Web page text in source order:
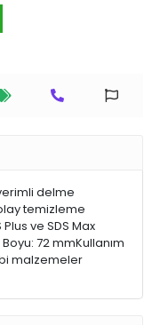
delme
temizleme
ve SDS Max
72 mmKullanım
malzemeler